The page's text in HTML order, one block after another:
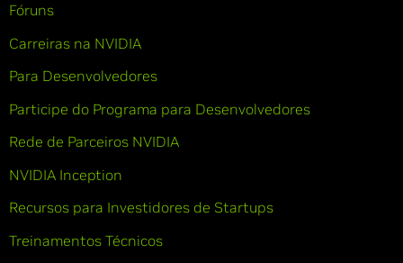
Fóruns
Carreiras na NVIDIA
Para Desenvolvedores
Participe do Programa para Desenvolvedores
Rede de Parceiros NVIDIA
NVIDIA Inception
Recursos para Investidores de Startups
Treinamentos Técnicos